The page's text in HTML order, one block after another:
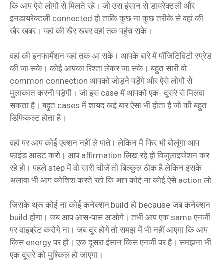
कि आप ऐसे लोगों से मिलते रहे। जो उस इंसान से डायरेक्टली और
इनडायरेक्टली connected हो ताकि कुछ ना कुछ तरीके से वहां की
खैर खबर। यहां की खैर खबर वहां तक पहुंच सके।
वहां की इनफार्मेशन यहां तक आ सके। आपके बारे में पॉजिटिविटी स्प्रेड
की जा सके। कोई आपका रिश्ता लेकर जा सके। बहुत सारी वो
common connection आपको जोड़ने पड़ेंगे और ऐसे लोगों से
मुलाकात करनी पड़ेगी। जो इस case में आपको एक- दूसरे से मिलवा
सकता है। बहुत cases में शायद कई बार ऐसा भी होता है जो की बहुत
डिफिकल्ट होता है।
वहां पर आप कोई एक्शन नहीं ले पाते। लेकिन मैं फिर भी बोलूंगा आप
फाइंड आउट करो। आप affirmation लिख रहे हो विजुलाइजेशन कर
रहे हो। पहले step में वो सारी चीजें तो बिल्कुल ठीक है लेकिन इसके
अलावा भी आप कोशिश करते रहो कि आप कोई ना कोई ऐसे action लो
जिसके थ्रू कोई ना कोई कनेक्शन build हो because जब कनेक्शन
build होगा। जब आप आस-पास आओगे। तभी आप एक same एनर्जी
पर वाइब्रेट करोगे ना। जब दूर होगे तो समझ में भी नहीं आएगा कि आप
किस energy पर हो। एक दूसरा इंसान किस एनर्जी पर है। समझना भी
एक दूसरे को मुश्किल हो जाएगा।